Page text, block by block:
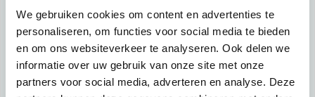
We gebruiken cookies om content en advertenties te
personaliseren, om functies voor social media te bieden
en om ons websiteverkeer te analyseren. Ook delen we
informatie over uw gebruik van onze site met onze
partners voor social media, adverteren en analyse. Deze
Schrijf een duidelijke introductie en geef de volgende
informatie mee:
Ben je student, werkachtig of werkzoekend